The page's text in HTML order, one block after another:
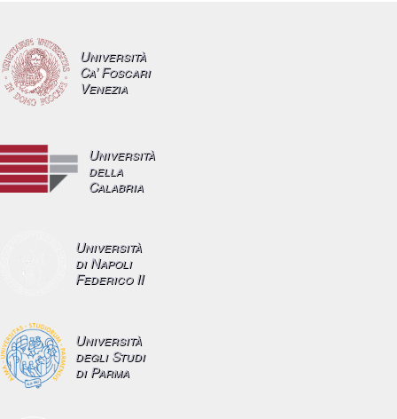
Università
Ca’ Foscari
Venezia
Università
della
Calabria
Università
di Napoli
Federico II
Università
degli Studi
di Parma